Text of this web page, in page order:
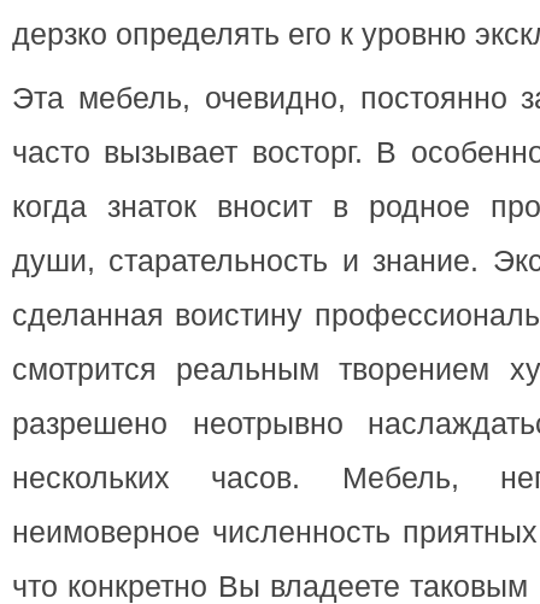
дерзко определять его к уровню
Эта мебель, очевидно, постоянно
часто вызывает восторг. В
когда знаток вносит в родное
души, старательность и знание.
сделанная воистину
смотрится реальным творением
разрешено неотрывно
нескольких часов. Мебель,
неимоверное численность
что конкретно Вы владеете